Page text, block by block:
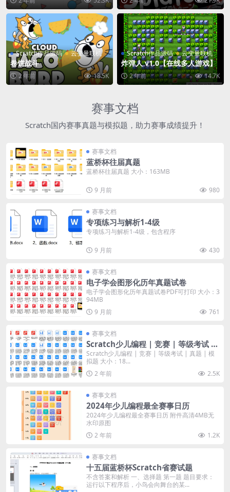
Scratch作品源码 云变量联机
卷饼战斗
2 年前 18.5K
Scratch作品源码 云变量联机
炸弹人 v1.0【在线多人游戏】
2 年前 14.7K
赛事文档
Scratch国内赛事真题与模拟题，助力赛事成绩提升！
赛事文档
蓝桥杯往届真题
蓝桥杯往届真题 大小：163MB
9 月前 980
赛事文档
专项练习与解析1-4级
专项练习与解析1-4级，包含程序
9 月前 430
赛事文档
电子学会图形化历年真题试卷
电子学会图形化历年真题试卷PDF可打印 大小：3
94MB
9 月前
761
赛事文档
Scratch少儿编程 | 竞赛 | 等级考试 |
真题 | 模拟题
Scratch少儿编程 | 竞赛 | 等级考试 | 真题 | 模
拟题 大小：18...
2 年前
2.5K
赛事文档
2024年少儿编程最全赛事日历
2024年少儿编程最全赛事日历 附件高清4MB无
水印原图
2 年前
1.2K
赛事文档
十五届蓝桥杯Scratch省赛试题
不含答案和解析 一、选择题 第一题 题目要求：
运行以下程序后，小鸟会向舞台的某...